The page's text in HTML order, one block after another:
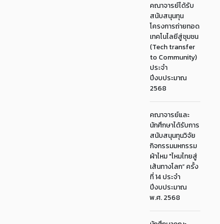
คณาจารย์ได้รับ
สนับสนุนทุน
โครงการถ่ายทอด
เทคโนโลยีสู่ชุมชน
(Tech transfer
to Community)
ประจำ
ปีงบประมาณ
2568
คณาจารย์และ
นักศึกษาได้รับการ
สนับสนุนทุนวิจัย
กิจกรรมมหกรรม
ผ้าไหม "ไหมไทยสู่
เส้นทางโลก” ครั้ง
ที่ 14 ประจำ
ปีงบประมาณ
พ.ศ. 2568